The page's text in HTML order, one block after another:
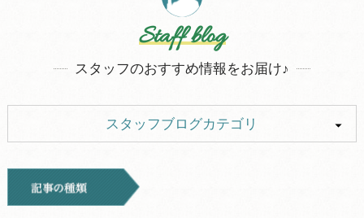
Staff blog
スタッフのおすすめ情報をお届け♪
スタッフブログカテゴリ
キャンプ